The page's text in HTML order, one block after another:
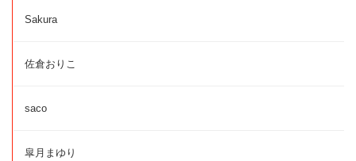
Sakura
佐倉おりこ
saco
皐月まゆり